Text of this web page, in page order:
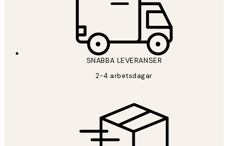
SNABBA LEVERANSER
2-4 arbetsdagar